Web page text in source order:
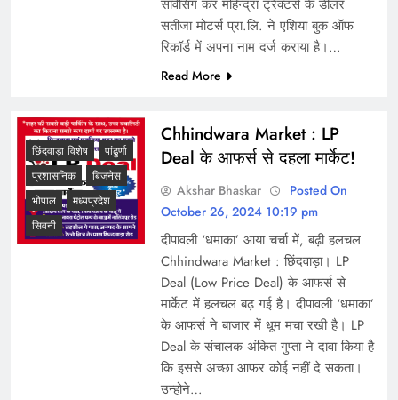
सर्विसिंग कर महिन्द्रा ट्रैक्टर्स के डीलर
सतीजा मोटर्स प्रा.लि. ने एशिया बुक ऑफ
रिकॉर्ड में अपना नाम दर्ज कराया है।…
Read More
छिंदवाड़ा विशेष
पांढुर्णा
प्रशासनिक
बिजनेस
भोपाल
मध्यप्रदेश
सिवनी
Chhindwara Market : LP
Deal के आफर्स से दहला मार्केट!
Akshar Bhaskar
Posted On
October 26, 2024 10:19 pm
दीपावली ‘धमाका’ आया चर्चा में, बढ़ी हलचल
Chhindwara Market : छिंदवाड़ा। LP
Deal (Low Price Deal) के आफर्स से
मार्केट में हलचल बढ़ गई है। दीपावली ‘धमाका’
के आफर्स ने बाजार में धूम मचा रखी है। LP
Deal के संचालक अंकित गुप्ता ने दावा किया है
कि इससे अच्छा आफर कोई नहीं दे सकता।
उन्होने…